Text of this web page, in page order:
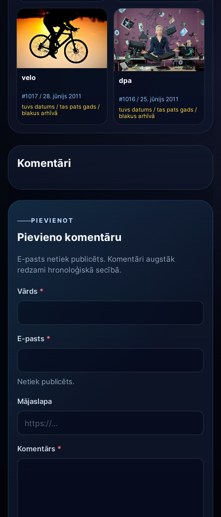
velo
#1017 / 28. jūnijs 2011
tuvs datums / tas pats gads /
blakus arhīvā
dpa
#1016 / 25. jūnijs 2011
tuvs datums / tas pats gads /
blakus arhīvā
Komentāri
PIEVIENOT
Pievieno komentāru
E-pasts netiek publicēts. Komentāri augstāk
redzami hronoloģiskā secībā.
Vārds *
E-pasts *
Netiek publicēts.
Mājaslapa
Komentārs *